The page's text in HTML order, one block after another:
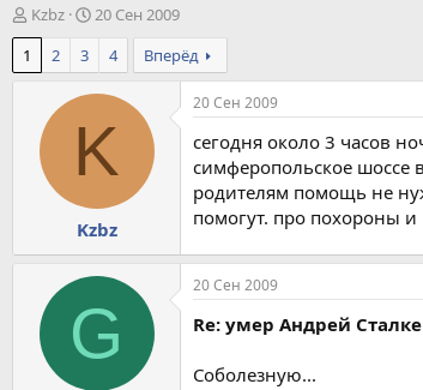
А
в
о
м
Kzbz
Д
а
н
ч
а
а
20 Сен 2009
1
2 3 4 Вперёд
K
Kzbz
20 Сен 2009
сегодня около 3 часов
симферопольское шоссе
родителям помощь не
помогут. про похороны
G
20 Сен 2009
Re: умер Андрей
Соболезную...